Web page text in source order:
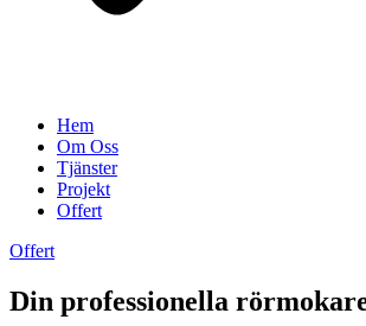
Hem
Om Oss
Tjänster
Projekt
Offert
Offert
Din professionella